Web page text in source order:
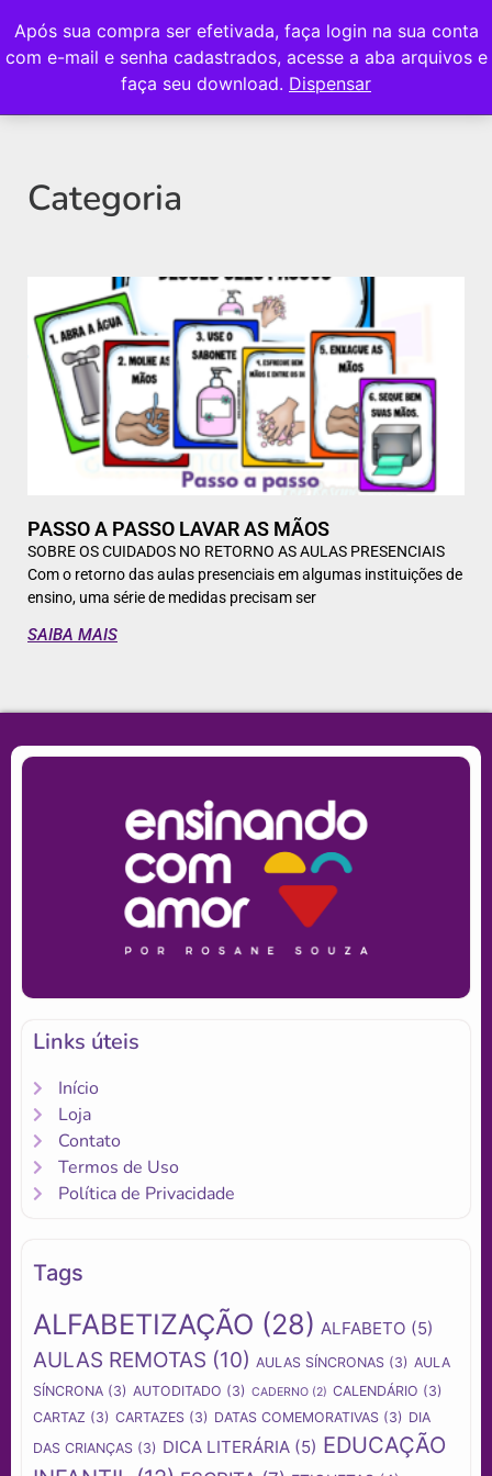
Após sua compra ser efetivada, faça login na sua conta
com e-mail e senha cadastrados, acesse a aba arquivos e
faça seu download. Dispensar
Categoria
PASSO A PASSO LAVAR AS MÃOS
SOBRE OS CUIDADOS NO RETORNO AS AULAS PRESENCIAIS
Com o retorno das aulas presenciais em algumas instituições de
ensino, uma série de medidas precisam ser
SAIBA MAIS
Links úteis
Início
Loja
Contato
Termos de Uso
Política de Privacidade
Tags
ALFABETIZAÇÃO (28) ALFABETO (5)
AULAS REMOTAS (10) AULAS SÍNCRONAS (3) AULA
SÍNCRONA (3) AUTODITADO (3) CADERNO (2) CALENDÁRIO (3)
CARTAZ (3) CARTAZES (3) DATAS COMEMORATIVAS (3) DIA
DAS CRIANÇAS (3) DICA LITERÁRIA (5) EDUCAÇÃO